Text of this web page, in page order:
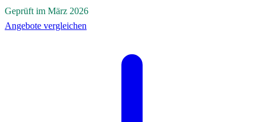
Geprüft im März 2026
Angebote vergleichen